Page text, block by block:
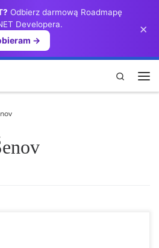
Odbierz darmową Roadmapę
Developera.
→
×
Search